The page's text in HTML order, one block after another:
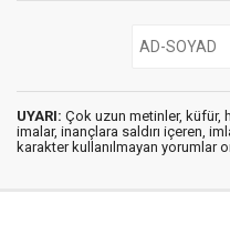
UYARI: Çok uzun metinler, küfür,
imalar, inançlara saldırı içeren,
karakter kullanılmayan yorumlar